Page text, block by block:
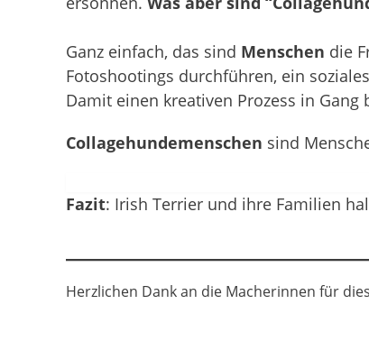
Ganz einfach, das sind Menschen die
Fotoshootings durchführen, ein
Damit einen kreativen Prozess in Gang
Collagehundemenschen sind
Fazit: Irish Terrier und ihre Familien
Herzlichen Dank an die Macherinnen für